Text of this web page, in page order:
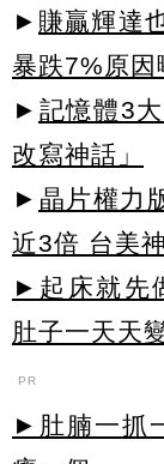
► 賺贏輝達
暴跌7%原因
► 記憶體3
改寫神話」
► 晶片權力
近3倍 台美
►起床就先
肚子一天天
PR
►肚腩一抓